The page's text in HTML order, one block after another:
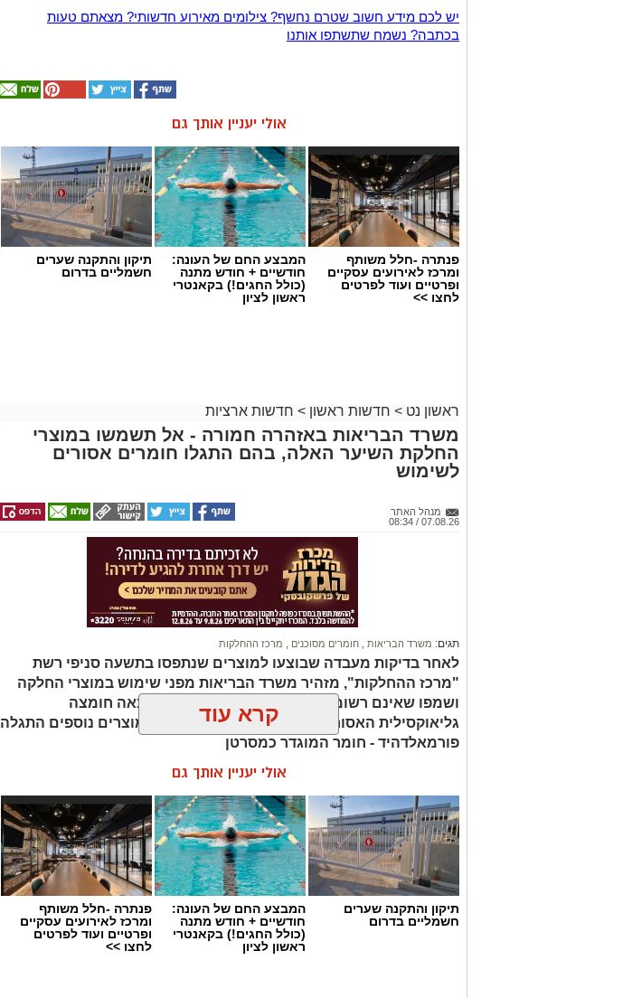
יש לכם מידע חשוב שטרם נחשף? צילומים מאירוע חדשותי? מצאתם טעות
בכתבה? נשמח שתשתפו אותנו
אולי יעניין אותך גם
פנתרה -חלל משותף
ומרכז לאירועים עסקיים
ופרטיים ועוד לפרטים
לחצו >>
המבצע החם של העונה:
חודשיים + חודש מתנה
(כולל החגים!) בקאנטרי
ראשון לציון
תיקון והתקנה שערים
חשמליים בדרום
ראשון נט > חדשות ראשון > חדשות ארציות
משרד הבריאות באזהרה חמורה - אל תשמשו במוצרי
החלקת השיער האלה, בהם התגלו חומרים אסורים
לשימוש
מנהל האתר
07.08.26 / 08:34
תגים: משרד הבריאות חומרים מסוכנים מרכז ההחלקות
לאחר בדיקות מעבדה שבוצעו למוצרים שנתפסו בתשעה סניפי רשת
"מרכז ההחלקות", מזהיר משרד הבריאות מפני שימוש במוצרי החלקה
ושמפו שאינם רשומים כחוק. בחלק מהמוצרים נמצאה חומצה
גליאוקסילית האסורה לשימוש בהחלקות שיער, ובמוצרים נוספים התגלה
פורמאלדהיד - חומר המוגדר כמסרטן
קרא עוד
אולי יעניין אותך גם
תיקון והתקנה שערים
חשמליים בדרום
המבצע החם של העונה:
חודשיים + חודש מתנה
(כולל החגים!) בקאנטרי
ראשון לציון
פנתרה -חלל משותף
ומרכז לאירועים עסקיים
ופרטיים ועוד לפרטים
לחצו >>